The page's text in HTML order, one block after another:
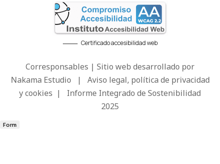
Certificado accesibilidad web
Corresponsables | Sitio web desarrollado por
Nakama Estudio | Aviso legal, política de privacidad
y cookies | Informe Integrado de Sostenibilidad
2025
Form